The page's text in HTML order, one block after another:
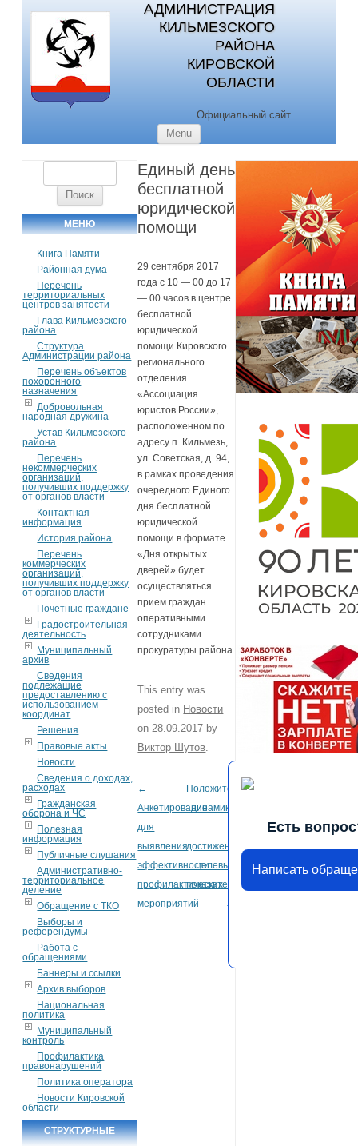
АДМИНИСТРАЦИЯ
КИЛЬМЕЗСКОГО
РАЙОНА
КИРОВСКОЙ
ОБЛАСТИ
Официальный сайт
Menu
МЕНЮ
Книга Памяти
Районная дума
Перечень
территориальных
центров занятости
Глава Кильмезского
района
Структура
Администрации района
Перечень объектов
похоронного
назначения
Добровольная
народная дружина
Устав Кильмезского
района
Перечень
некоммерческих
организаций,
получивших поддержку
от органов власти
Контактная
информация
История района
Перечень
коммерческих
организаций,
получивших поддержку
от органов власти
Почетные граждане
Градостроительная
деятельность
Муниципальный
архив
Сведения
подлежащие
предоставлению с
использованием
координат
Решения
Правовые акты
Новости
Сведения о доходах,
расходах
Гражданская
оборона и ЧС
Полезная
информация
Публичные слушания
Административно-
территориальное
деление
Обращение с ТКО
Выборы и
референдумы
Работа с
обращениями
Баннеры и ссылки
Архив выборов
Национальная
политика
Муниципальный
контроль
Профилактика
правонарушений
Политика оператора
Новости Кировской
области
СТРУКТУРНЫЕ
Единый день
бесплатной
юридической
помощи
29 сентября 2017
года с 10 — 00 до 17
— 00 часов в центре
бесплатной
юридической
помощи Кировского
регионального
отделения
«Ассоциация
юристов России»,
расположенном по
адресу п. Кильмезь,
ул. Советская, д. 94,
в рамках проведения
очередного Единого
дня бесплатной
юридической
помощи в формате
«Дня открытых
дверей» будет
осуществляться
прием граждан
оперативными
сотрудниками
прокуратуры района.
This entry was
posted in Новости
on 28.09.2017 by
Виктор Шутов
Post navigation
←
Анкетирование
для
выявления
эффективности
профилактических
мероприятий
Положительная
динамика
достижении
целевых
показателей
→
Есть
Написать